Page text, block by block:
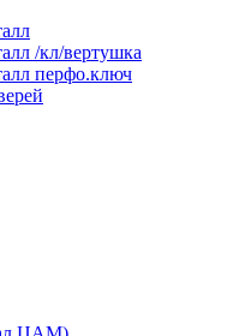
/кл/вертушка
перфо.ключ